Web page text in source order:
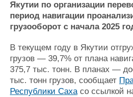
Пульс
Новости
Компании
Репутация
Работа
Крюинг
Журнал
Реклама
Доска
Продажа
Изделия
Материалы
Услуги
Якутии по организации
период навигации
грузооборот с начала 2025
В текущем году в Якутии
грузов — 39,7% от плана
375,7 тыс. тонн. В планах —
тыс. тонн грузов, сообщает
Республики Сахасо ссылкой